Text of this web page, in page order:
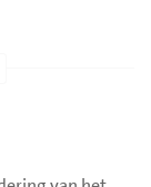
aan het oog.
kan ook aan